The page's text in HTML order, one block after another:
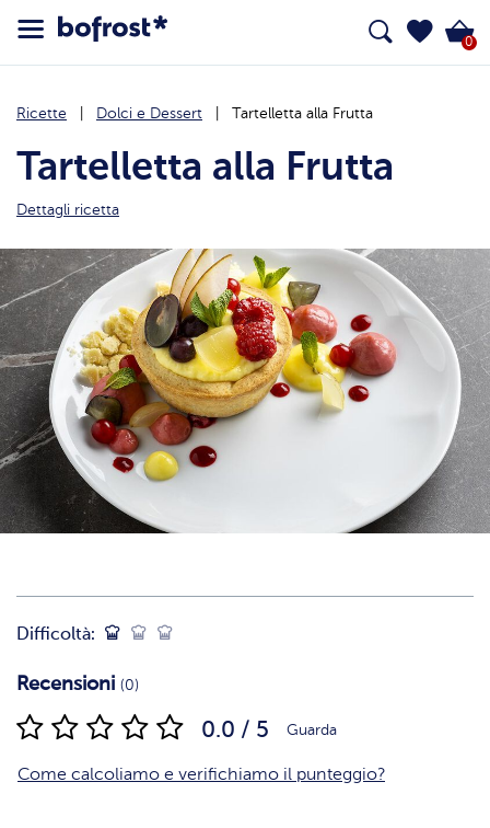
0
Ricette Dolci e Dessert Tartelletta alla Frutta
Tartelletta alla Frutta
Dettagli ricetta
Difficoltà:
Recensioni (0)
0.0 / 5 Guarda
Come calcoliamo e verifichiamo il punteggio?